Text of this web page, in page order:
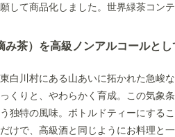
して商品化しました。世界緑茶コン
み茶）を高級ノンアルコールと
白川村にある山あいに拓かれた急峻
くりと、やわらかく育成。この気象
独特の風味。ボトルドティーにする
けで、高級酒と同じようにお料理と一